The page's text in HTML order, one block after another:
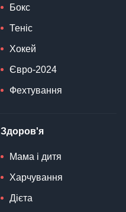
Бокс
Теніс
Хокей
Євро-2024
Фехтування
Здоров'я
Мама і дитя
Харчування
Дієта